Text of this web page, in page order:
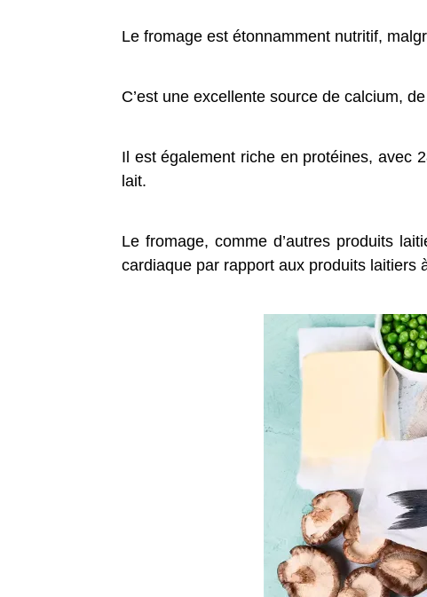
Le fromage est étonnamment nutritif,
C’est une excellente source de calcium,
Il est également riche en protéines, avec
lait.
Le fromage, comme d’autres produits
cardiaque par rapport aux produits laitiers